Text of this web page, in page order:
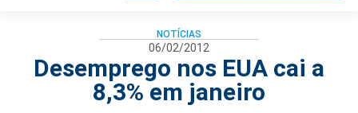
NOTÍCIAS
06/02/2012
Desemprego nos EUA cai a
8,3% em janeiro